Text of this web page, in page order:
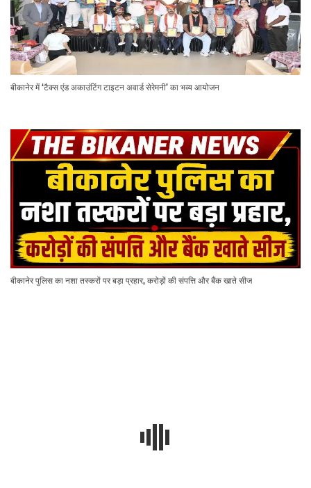
बीकानेर में ‘टैक्स एंड अकाउंटिंग टाइटन अवार्ड सेरेमनी’ का भव्य आयोजन
बीकानेर पुलिस का नशा तस्करों पर बड़ा प्रहार, करोड़ों की संपत्ति और बैंक खाते सीज